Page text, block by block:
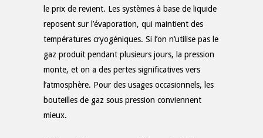
le prix de revient. Les systèmes à base de liquide
reposent sur l’évaporation, qui maintient des
températures cryogéniques. Si l’on n’utilise pas le
gaz produit pendant plusieurs jours, la pression
monte, et on a des pertes significatives vers
l’atmosphère. Pour des usages occasionnels, les
bouteilles de gaz sous pression conviennent
mieux.